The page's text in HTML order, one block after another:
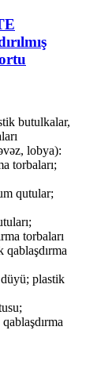
butulkalar,
lobya):
torbaları;
qutular;
torbaları
qablaşdırma
düyü; plastik